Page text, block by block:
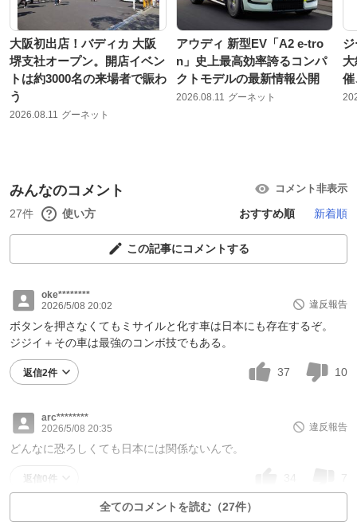
大阪初出店！バディカ 大阪
堺支社オープン。開店イベン
トは約3000名の来場者で賑わ
う
2026.08.11 グーネット
アウディ 新型EV「A2 e-tro
n」史上最高効率誇るコンパ
クトモデルの最新情報公開
2026.08.11 グーネット
催
みんなのコメント コメント非表示
27件 使い方 おすすめ順 新着順
この記事にコメントする
oke********
2026/5/08 20:02
違反報告
ボタンを押さなくてもミサイルと化す車は日本にも存在するぞ。
ジジイ＋その車は最強のコンボ技でもある。
返信2件 37 10
arc********
2026/5/08 20:35
違反報告
どんなに恐ろしくても日本には関係ないんで。
返信0件 34 7
全てのコメントを読む（27件）